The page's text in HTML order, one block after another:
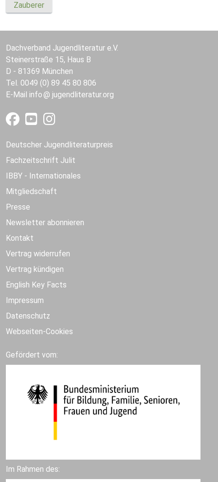
Zauberer
Dachverband Jugendliteratur e.V.
Steinerstraße 15, Haus B
D - 81369 München
Tel. 0049 (0) 89 45 80 806
E-Mail info jugendliteratur.org
Deutscher Jugendliteraturpreis
Fachzeitschrift Julit
IBBY - Internationales
Mitgliedschaft
Presse
Newsletter abonnieren
Kontakt
Vertrag widerrufen
Vertrag kündigen
English Key Facts
Impressum
Datenschutz
Webseiten-Cookies
Gefördert vom:
Im Rahmen des: